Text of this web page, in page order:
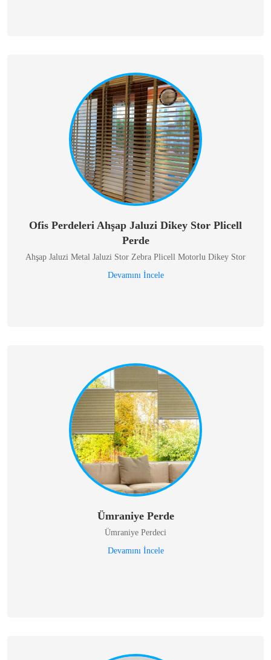
Ofis Perdeleri Ahşap Jaluzi Dikey Stor Plicell
Perde
Ahşap Jaluzi Metal Jaluzi Stor Zebra Plicell Motorlu Dikey Stor
Devamını İncele
Ümraniye Perde
Ümraniye Perdeci
Devamını İncele